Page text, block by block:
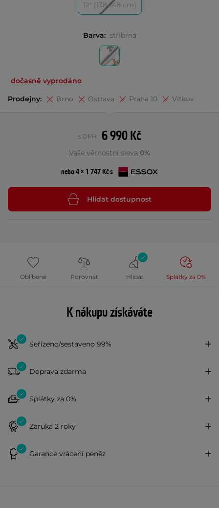
12" (138-148 cm)
Barva: stříbrná
dočasně vyprodáno
Prodejny: Brno Ostrava Praha 10 Vítkov
6 990 Kč
s DPH
Vaše věrnostní sleva 0%
nebo 4 × 1 747 Kč s
Hlídat dostupnost
Oblíbené Porovnat Hlídat Splátky za 0%
K nákupu získáváte
Seřízeno/sestaveno 99%
Doprava zdarma
Splátky za 0%
Záruka 2 roky
Garance vrácení peněz